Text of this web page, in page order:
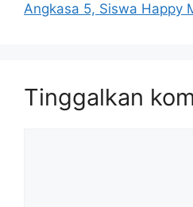
Angkasa 5, Siswa Happy
Tinggalkan